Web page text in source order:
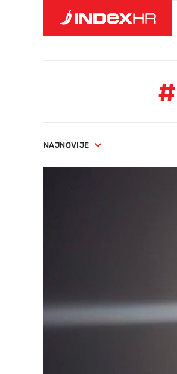
#
NAJNOVIJE